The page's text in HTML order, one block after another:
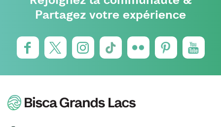
Partagez votre expérience